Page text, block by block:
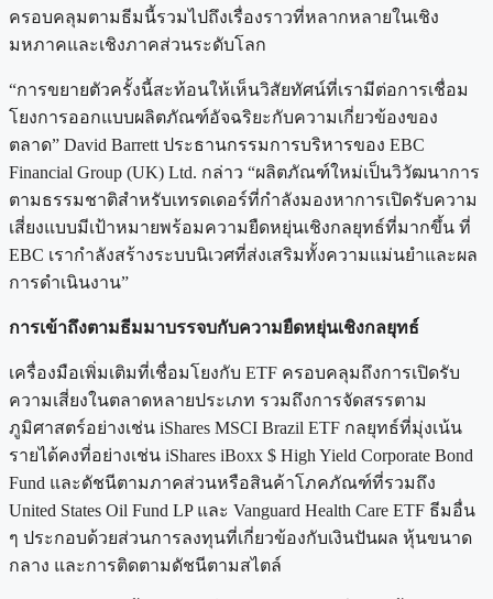
ครอบคลุมตามธีมนี้รวมไปถึงเรื่องราวที่หลากหลายในเชิง
มหภาคและเชิงภาคส่วนระดับโลก
“การขยายตัวครั้งนี้สะท้อนให้เห็นวิสัยทัศน์ที่เรามีต่อการเชื่อม
โยงการออกแบบผลิตภัณฑ์อัจฉริยะกับความเกี่ยวข้องของ
ตลาด” David Barrett ประธานกรรมการบริหารของ EBC
Financial Group (UK) Ltd. กล่าว “ผลิตภัณฑ์ใหม่เป็นวิวัฒนาการ
ตามธรรมชาติสำหรับเทรดเดอร์ที่กำลังมองหาการเปิดรับความ
เสี่ยงแบบมีเป้าหมายพร้อมความยืดหยุ่นเชิงกลยุทธ์ที่มากขึ้น ที่
EBC เรากำลังสร้างระบบนิเวศที่ส่งเสริมทั้งความแม่นยำและผล
การดำเนินงาน”
การเข้าถึงตามธีมมาบรรจบกับความยืดหยุ่นเชิงกลยุทธ์
เครื่องมือเพิ่มเติมที่เชื่อมโยงกับ ETF ครอบคลุมถึงการเปิดรับ
ความเสี่ยงในตลาดหลายประเภท รวมถึงการจัดสรรตาม
ภูมิศาสตร์อย่างเช่น iShares MSCI Brazil ETF กลยุทธ์ที่มุ่งเน้น
รายได้คงที่อย่างเช่น iShares iBoxx $ High Yield Corporate Bond
Fund และดัชนีตามภาคส่วนหรือสินค้าโภคภัณฑ์ที่รวมถึง
United States Oil Fund LP และ Vanguard Health Care ETF ธีมอื่น
ๆ ประกอบด้วยส่วนการลงทุนที่เกี่ยวข้องกับเงินปันผล หุ้นขนาด
กลาง และการติดตามดัชนีตามสไตล์